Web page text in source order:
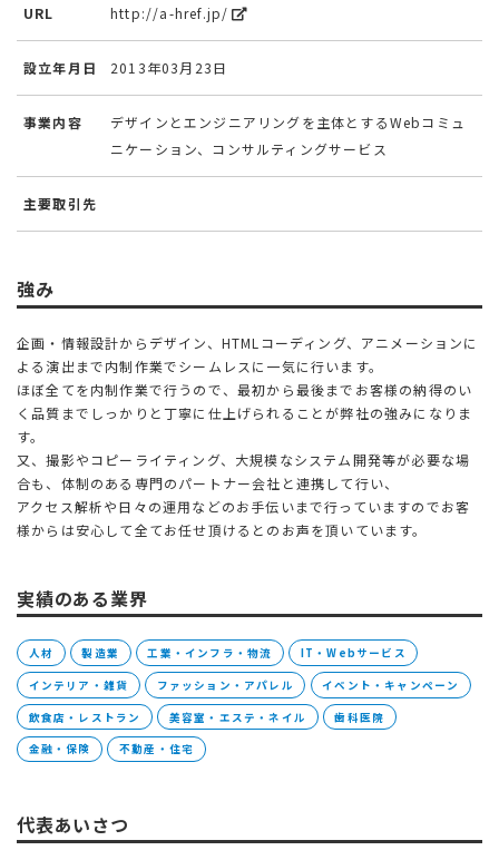
URL http://a-href.jp/
設立年月日 2013年03月23日
事業内容
デザインとエンジニアリングを主体とするWebコミュ
ニケーション、コンサルティングサービス
主要取引先
強み
企画・情報設計からデザイン、HTMLコーディング、アニメーションに
よる演出まで内制作業でシームレスに一気に行います。
ほぼ全てを内制作業で行うので、最初から最後までお客様の納得のい
く品質までしっかりと丁寧に仕上げられることが弊社の強みになりま
す。
又、撮影やコピーライティング、大規模なシステム開発等が必要な場
合も、体制のある専門のパートナー会社と連携して行い、
アクセス解析や日々の運用などのお手伝いまで行っていますのでお客
様からは安心して全てお任せ頂けるとのお声を頂いています。
実績のある業界
人材 製造業 工業・インフラ・物流 IT・Webサービス
インテリア・雑貨 ファッション・アパレル イベント・キャンペーン
飲食店・レストラン 美容室・エステ・ネイル 歯科医院
金融・保険 不動産・住宅
代表あいさつ